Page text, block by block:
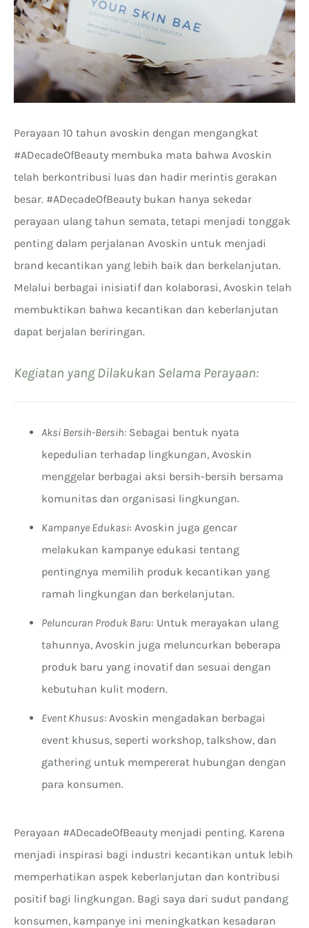
Perayaan 10 tahun avoskin dengan mengangkat
#ADecadeOfBeauty membuka mata bahwa Avoskin
telah berkontribusi luas dan hadir merintis gerakan
besar. #ADecadeOfBeauty bukan hanya sekedar
perayaan ulang tahun semata, tetapi menjadi tonggak
penting dalam perjalanan Avoskin untuk menjadi
brand kecantikan yang lebih baik dan berkelanjutan.
Melalui berbagai inisiatif dan kolaborasi, Avoskin telah
membuktikan bahwa kecantikan dan keberlanjutan
dapat berjalan beriringan.
Kegiatan yang Dilakukan Selama Perayaan:
Aksi Bersih-Bersih: Sebagai bentuk nyata
kepedulian terhadap lingkungan, Avoskin
menggelar berbagai aksi bersih-bersih bersama
komunitas dan organisasi lingkungan.
Kampanye Edukasi: Avoskin juga gencar
melakukan kampanye edukasi tentang
pentingnya memilih produk kecantikan yang
ramah lingkungan dan berkelanjutan.
Peluncuran Produk Baru: Untuk merayakan ulang
tahunnya, Avoskin juga meluncurkan beberapa
produk baru yang inovatif dan sesuai dengan
kebutuhan kulit modern.
Event Khusus: Avoskin mengadakan berbagai
event khusus, seperti workshop, talkshow, dan
gathering untuk mempererat hubungan dengan
para konsumen.
Perayaan #ADecadeOfBeauty menjadi penting. Karena
menjadi inspirasi bagi industri kecantikan untuk lebih
memperhatikan aspek keberlanjutan dan kontribusi
positif bagi lingkungan. Bagi saya dari sudut pandang
konsumen, kampanye ini meningkatkan kesadaran